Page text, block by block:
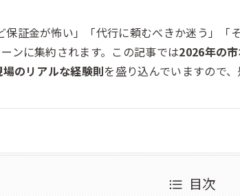
保証金が怖い」「代行に頼むべきか迷う」「
ンに集約されます。この記事では2026年の
のリアルな経験則を盛り込んでいますので
目次